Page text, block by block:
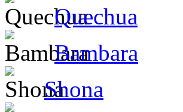
Quechua
Bambara
Shona